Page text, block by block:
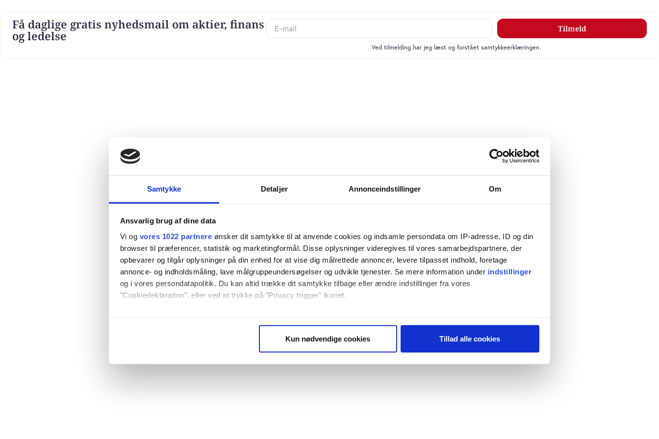
Samtykke Detaljer Annonceindstillinger Om
Ansvarlig brug af dine data
Vi og vores 1022 partnere ønsker dit samtykke til at anvende cookies og indsamle persondata om IP-adresse, ID og din
browser til præferencer, statistik og marketingformål. Disse oplysninger videregives til vores samarbejdspartnere, der
opbevarer og tilgår oplysninger på din enhed for at vise dig målrettede annoncer, levere tilpasset indhold, foretage
annonce- og indholdsmåling, lave målgruppeundersøgelser og udvikle tjenester. Se mere information under indstillinger
og i vores persondatapolitik. Du kan altid trække dit samtykke tilbage eller ændre indstillinger fra vores
"Cookiedeklaration", eller ved at trykke på "Privacy trigger" ikonet.
Identificere din enhed baseret på en scanning af dens unikke karakteristika (fingerprinting)
Kun nødvendige cookies Tillad alle cookies
Få daglige gratis nyhedsmail om aktier, finans
og ledelse
Tilmeld
Ved tilmelding har jeg læst og forstået samtykkeerklæringen.